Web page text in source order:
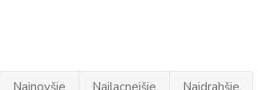
Najnovšie Najlacnejšie Najdrahšie